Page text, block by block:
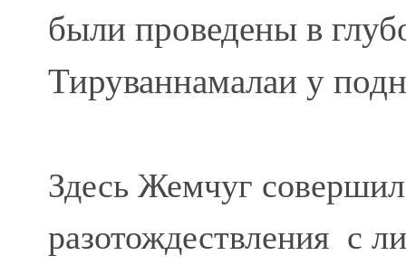
были проведены в
Тируваннамалаи у
Здесь Жемчуг
разотождествления с